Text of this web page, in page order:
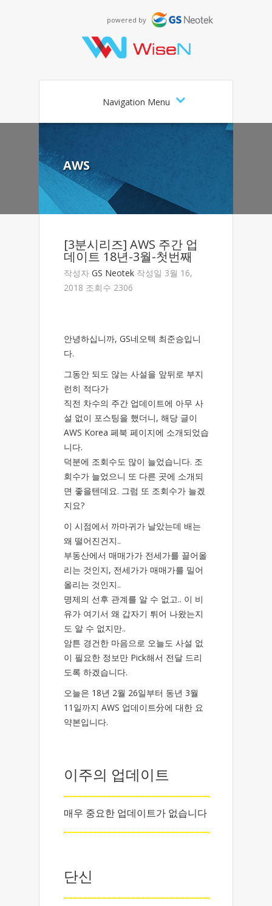
powered by
Navigation Menu
AWS
[3분시리즈] AWS 주간 업
데이트 18년-3월-첫번째
작성자 GS Neotek 작성일 3월 16,
2018 조회수 2306
안녕하십니까, GS네오텍 최준승입니
다.
그동안 되도 않는 사설을 앞뒤로 부지
런히 적다가
직전 차수의 주간 업데이트에 아무 사
설 없이 포스팅을 했더니, 해당 글이
AWS Korea 페북 페이지에 소개되었습
니다.
덕분에 조회수도 많이 늘었습니다. 조
회수가 늘었으니 또 다른 곳에 소개되
면 좋을텐데요. 그럼 또 조회수가 늘겠
지요?
이 시점에서 까마귀가 날았는데 배는
왜 떨어진건지..
부동산에서 매매가가 전세가를 끌어올
리는 것인지, 전세가가 매매가를 밀어
올리는 것인지..
명제의 선후 관계를 알 수 없고.. 이 비
유가 여기서 왜 갑자기 튀어 나왔는지
도 알 수 없지만..
암튼 경건한 마음으로 오늘도 사설 없
이 필요한 정보만 Pick해서 전달 드리
도록 하겠습니다.
오늘은 18년 2월 26일부터 동년 3월
11일까지 AWS 업데이트分에 대한 요
약본입니다.
이주의 업데이트
매우 중요한 업데이트가 없습니다
단신